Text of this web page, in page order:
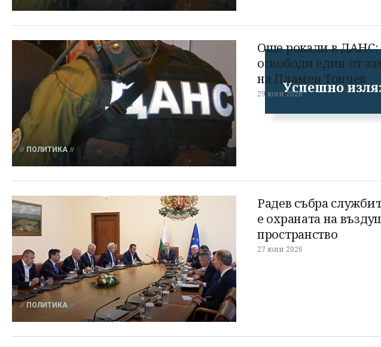
Успешно
ПОЛИТИКА
Още рокади в ДАНС:
освободи един от
на Пламен Тончев
29 юли 2026
ПОЛИТИКА
Радев събра
е охраната на
пространство
27 юли 2026